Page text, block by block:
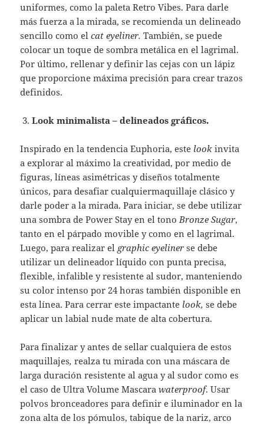
uniformes, como la paleta Retro Vibes. Para darle
más fuerza a la mirada, se recomienda un delineado
sencillo como elcat eyeliner. También, se puede
colocar un toque de sombra metálica en el lagrimal.
Por último, rellenar y definir las cejas con un lápiz
que proporcione máxima precisión para crear trazos
definidos.
Look minimalista – delineados gráficos.
Inspirado en la tendencia Euphoria, este look invita
a explorar al máximo la creatividad, por medio de
figuras, líneas asimétricas y diseños totalmente
únicos, para desafiar cualquiermaquillaje clásico y
darle poder a la mirada. Para iniciar, se debe utilizar
una sombra de Power Stay en el tono Bronze Sugar,
tanto en el párpado movible y como en el lagrimal.
Luego, para realizar el graphic eyeliner se debe
utilizar un delineador líquido con punta precisa,
flexible, infalible y resistente al sudor, manteniendo
su color intenso por 24 horas también disponible en
esta línea. Para cerrar este impactante look,se debe
aplicar un labial nude mate de alta cobertura.
Para finalizar y antes de sellar cualquiera de estos
maquillajes,realza tu mirada con una máscara de
larga duración resistente al agua y al sudor como es
el caso de Ultra Volume Mascarawaterproof. Usar
polvos bronceadores para definir e iluminador en la
zona alta de los pómulos, tabique de la nariz, arco